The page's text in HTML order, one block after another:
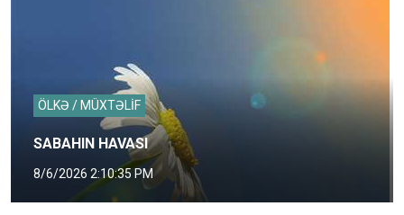
ÖLKƏ / MÜXTƏLİF
SABAHIN HAVASI
8/6/2026 2:10:35 PM